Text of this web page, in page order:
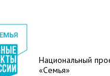
Национальный
«Семья»